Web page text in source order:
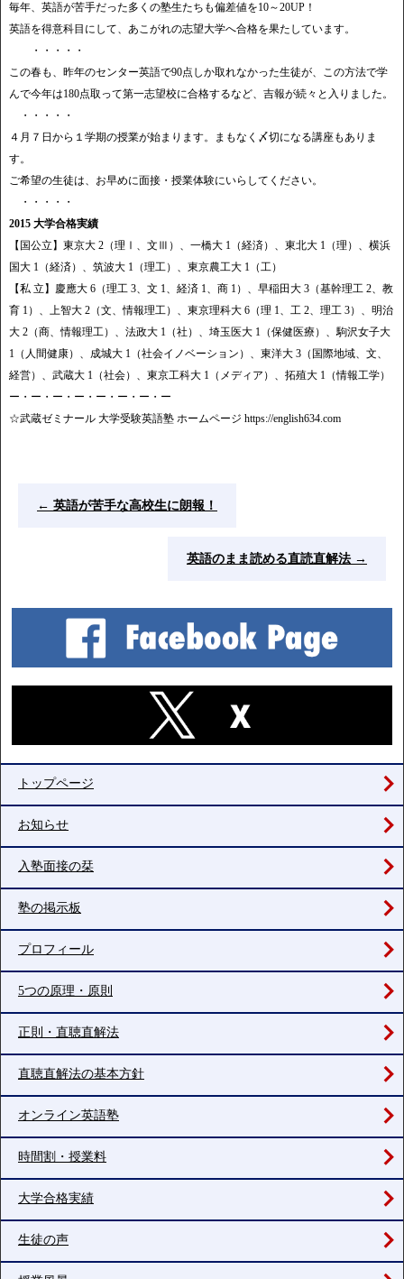
毎年、英語が苦手だった多くの塾生たちも偏差値を10～20UP！
英語を得意科目にして、あこがれの志望大学へ合格を果たしています。
・・・・・
この春も、昨年のセンター英語で90点しか取れなかった生徒が、この方法で学
んで今年は180点取って第一志望校に合格するなど、吉報が続々と入りました。
・・・・・
４月７日から１学期の授業が始まります。まもなく〆切になる講座もありま
す。
ご希望の生徒は、お早めに面接・授業体験にいらしてください。
・・・・・
2015 大学合格実績
【国公立】東京大 2（理Ⅰ、文Ⅲ）、一橋大 1（経済）、東北大 1（理）、横浜
国大 1（経済）、筑波大 1（理工）、東京農工大 1（工）
【私 立】慶應大 6（理工 3、文 1、経済 1、商 1）、早稲田大 3（基幹理工 2、教
育 1）、上智大 2（文、情報理工）、東京理科大 6（理 1、工 2、理工 3）、明治
大 2（商、情報理工）、法政大 1（社）、埼玉医大 1（保健医療）、駒沢女子大
1（人間健康）、成城大 1（社会イノベーション）、東洋大 3（国際地域、文、
経営）、武蔵大 1（社会）、東京工科大 1（メディア）、拓殖大 1（情報工学）
ー・ー・ー・ー・ー・ー・ー・ー
☆武蔵ゼミナール 大学受験英語塾 ホームページ https://english634.com
← 英語が苦手な高校生に朗報！
英語のまま読める直読直解法 →
トップページ
お知らせ
入塾面接の栞
塾の掲示板
プロフィール
5つの原理・原則
正則・直聴直解法
直聴直解法の基本方針
オンライン英語塾
時間割・授業料
大学合格実績
生徒の声